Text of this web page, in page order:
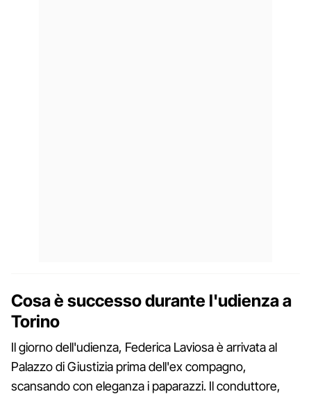
Cosa è successo durante l'udienza a
Torino
Il giorno dell'udienza, Federica Laviosa è arrivata al
Palazzo di Giustizia prima dell'ex compagno,
scansando con eleganza i paparazzi. Il conduttore,